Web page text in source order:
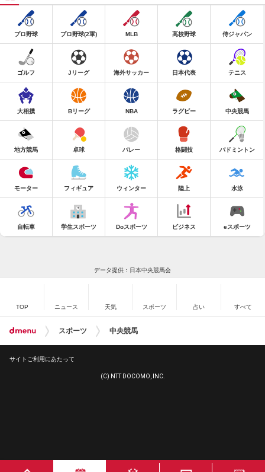
プロ野球 プロ野球(2軍) MLB 高校野球 侍ジャパン
ゴルフ Jリーグ 海外サッカー 日本代表 テニス
大相撲 Bリーグ NBA ラグビー 中央競馬
地方競馬 卓球 バレー 格闘技 バドミントン
モーター フィギュア ウィンター 陸上 水泳
自転車 学生スポーツ Doスポーツ ビジネス eスポーツ
データ提供：日本中央競馬会
TOP ニュース 天気 スポーツ 占い すべて
スポーツ 中央競馬
サイトご利用にあたって
(C) NTT DOCOMO, INC.